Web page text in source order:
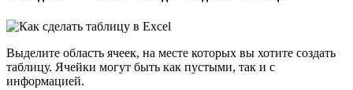
Выделите область ячеек, на месте которых вы хотите создать
таблицу. Ячейки могут быть как пустыми, так и с
информацией.